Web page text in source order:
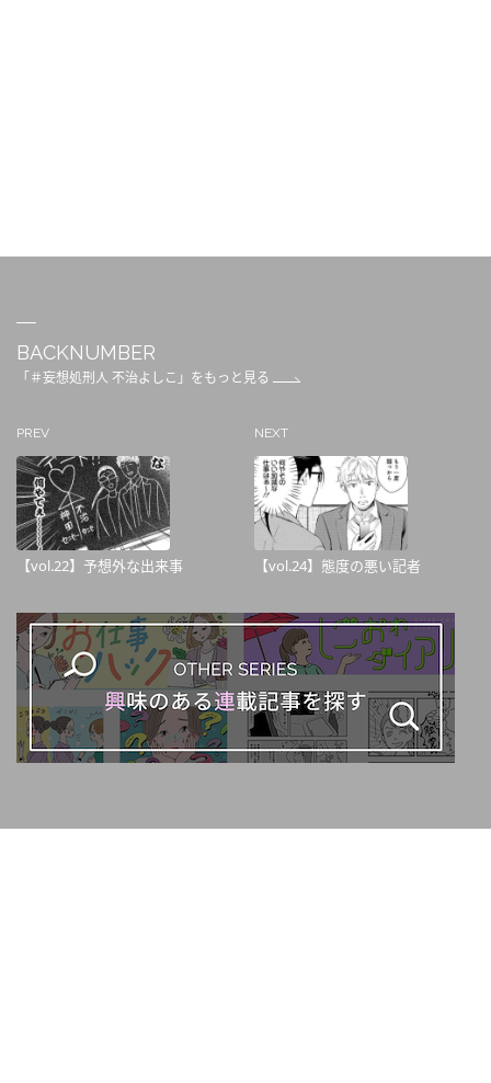
BACKNUMBER
「＃妄想処刑人 不治よしこ」をもっと見る
PREV
【vol.22】予想外な出来事
NEXT
【vol.24】態度の悪い記者